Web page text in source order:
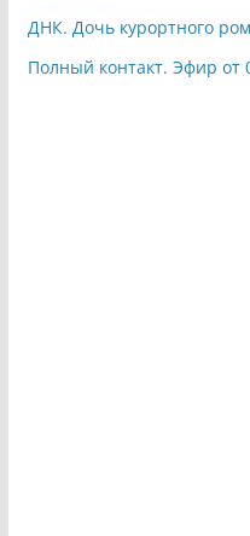
ДНК. Дочь курортного
Полный контакт. Эфир от